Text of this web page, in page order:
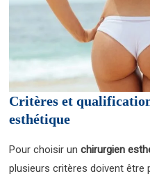
Critères et
esthétique
Pour choisir unchirurgien
plusieurs critères doivent être